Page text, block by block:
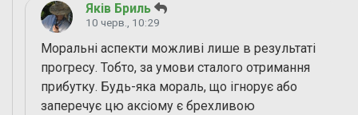
Яків Бриль
10 черв., 10:29
Моральні аспекти можливі лише в результаті
прогресу. Тобто, за умови сталого отримання
прибутку. Будь-яка мораль, що ігнорує або
заперечує цю аксіому є брехливою